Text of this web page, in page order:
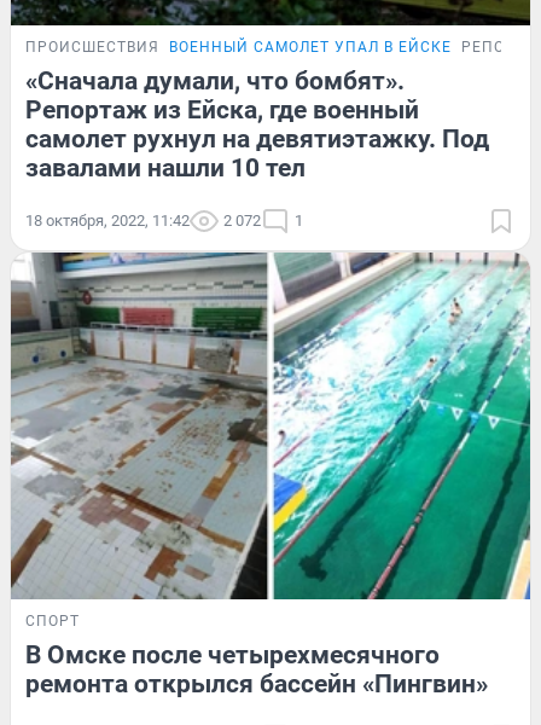
ПРОИСШЕСТВИЯ ВОЕННЫЙ САМОЛЕТ УПАЛ В ЕЙСКЕ
«Сначала думали, что бомбят».
Репортаж из Ейска, где военный
самолет рухнул на девятиэтажку. Под
завалами нашли 10 тел
18 октября, 2022, 11:42 2 072 1
СПОРТ
В Омске после четырехмесячного
ремонта открылся бассейн «Пингвин»